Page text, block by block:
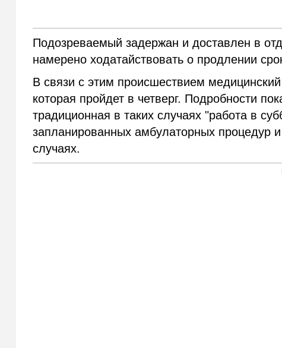
Подозреваемый задержан и доставлен в
намерено ходатайствовать о продлении
В связи с этим происшествием
которая пройдет в четверг. Подробности
традиционная в таких случаях "работа в
запланированных амбулаторных процедур
случаях.